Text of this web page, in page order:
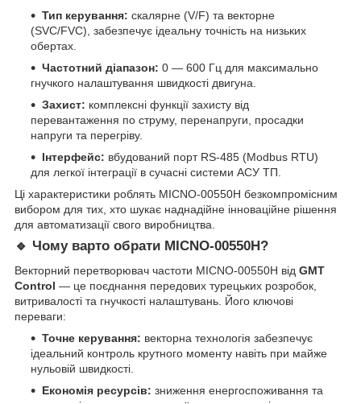
Тип керування: скалярне (V/F) та векторне
(SVC/FVC), забезпечує ідеальну точність на низьких
обертах.
Частотний діапазон: 0 — 600 Гц для максимально
гнучкого налаштування швидкості двигуна.
Захист: комплексні функції захисту від
перевантаження по струму, перенапруги, просадки
напруги та перегріву.
Інтерфейс: вбудований порт RS-485 (Modbus RTU)
для легкої інтеграції в сучасні системи АСУ ТП.
Ці характеристики роблять MICNO-00550H безкомпромісним
вибором для тих, хто шукає наднадійне інноваційне рішення
для автоматизації свого виробництва.
🔹 Чому варто обрати MICNO-00550H?
Векторний перетворювач частоти MICNO-00550H від GMT
Control — це поєднання передових турецьких розробок,
витривалості та гнучкості налаштувань. Його ключові
переваги:
Точне керування: векторна технологія забезпечує
ідеальний контроль крутного моменту навіть при майже
нульовій швидкості.
Економія ресурсів: зниження енергоспоживання та